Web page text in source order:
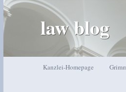
law blog
Zum Inhalt wechseln
Zum sekundären Inhalt
Kanzlei-Homepage